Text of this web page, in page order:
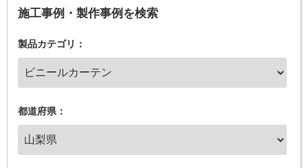
施工事例・製作事例を検索
製品カテゴリ：
都道府県：